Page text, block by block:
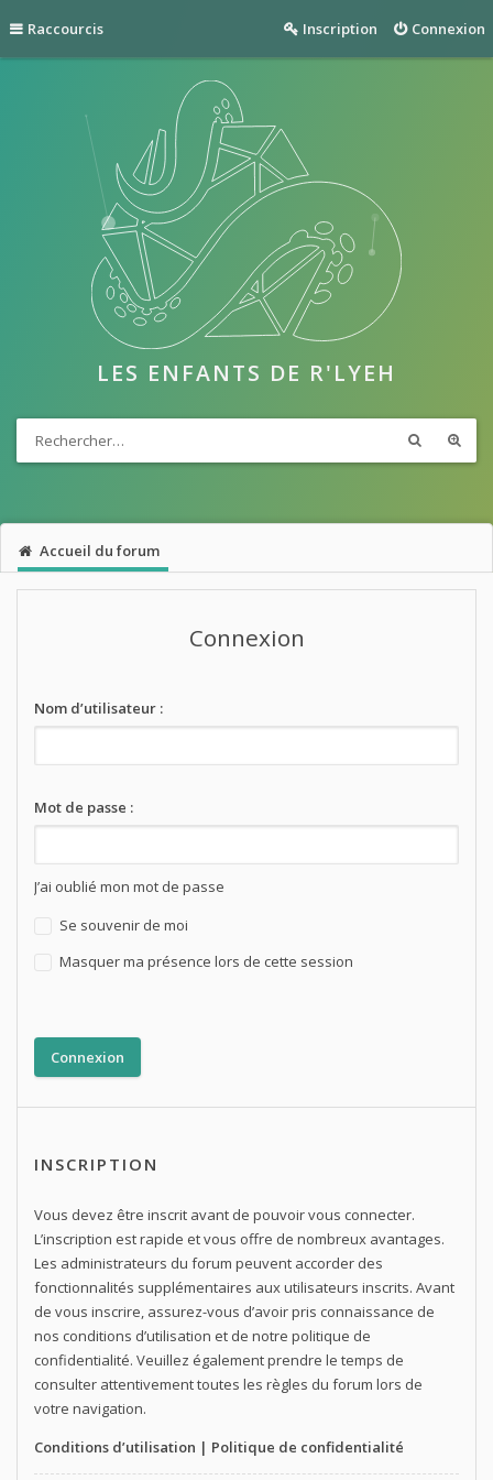
Raccourcis Connexion
Inscription
LES ENFANTS DE R'LYEH
Accueil du forum
Connexion
Nom d’utilisateur :
Mot de passe :
J’ai oublié mon mot de passe
Se souvenir de moi
Masquer ma présence lors de cette session
INSCRIPTION
Vous devez être inscrit avant de pouvoir vous connecter.
L’inscription est rapide et vous offre de nombreux avantages.
Les administrateurs du forum peuvent accorder des
fonctionnalités supplémentaires aux utilisateurs inscrits. Avant
de vous inscrire, assurez-vous d’avoir pris connaissance de
nos conditions d’utilisation et de notre politique de
confidentialité. Veuillez également prendre le temps de
consulter attentivement toutes les règles du forum lors de
votre navigation.
Conditions d’utilisation | Politique de confidentialité